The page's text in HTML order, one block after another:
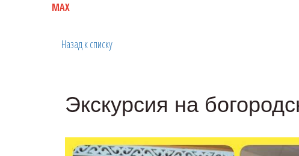
MAX
Назад к списку
Экскурсия на